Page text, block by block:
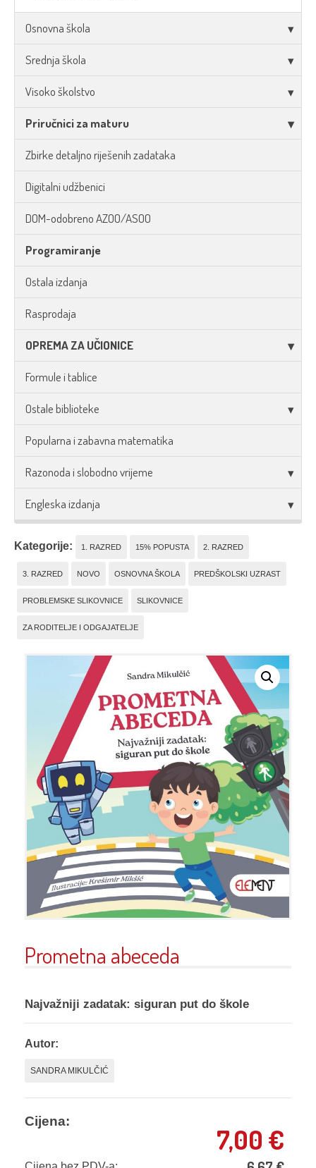
Osnovna škola
Srednja škola
Visoko školstvo
Priručnici za maturu
Zbirke detaljno riješenih zadataka
Digitalni udžbenici
DOM-odobreno AZOO/ASOO
Programiranje
Ostala izdanja
Rasprodaja
OPREMA ZA UČIONICE
Formule i tablice
Ostale biblioteke
Popularna i zabavna matematika
Razonoda i slobodno vrijeme
Engleska izdanja
Kategorije: 1. RAZRED 15% POPUSTA 2. RAZRED
3. RAZRED NOVO OSNOVNA ŠKOLA PREDŠKOLSKI UZRAST
PROBLEMSKE SLIKOVNICE SLIKOVNICE
ZA RODITELJE I ODGAJATELJE
Prometna abeceda
Najvažniji zadatak: siguran put do škole
Autor:
SANDRA MIKULČIĆ
Cijena:
7,00 €